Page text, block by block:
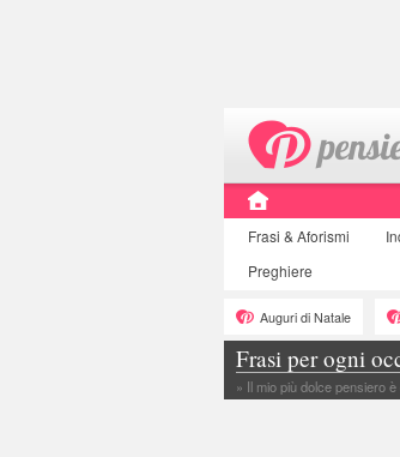
Frasi & Aforismi
Preghiere
Auguri di Natale
Frasi per ogni
» Il mio più dolce pensiero